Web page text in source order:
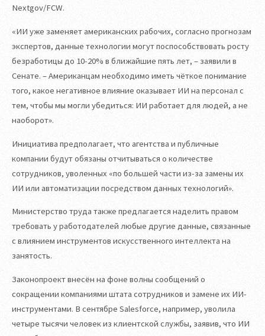
Nextgov/FCW.
«ИИ уже заменяет американских рабочих, согласно прогнозам
экспертов, данные технологии могут поспособствовать росту
безработицы до 10-20% в ближайшие пять лет, – заявили в
Сенате. – Американцам необходимо иметь чёткое понимание
того, какое негативное влияние оказывает ИИ на персонал с
тем, чтобы мы могли убедиться: ИИ работает для людей, а не
наоборот».
Инициатива предполагает, что агентства и публичные
компании будут обязаны отчитываться о количестве
сотрудников, уволенных «по большей части из-за замены их
ИИ или автоматизации посредством данных технологий».
Министерство труда также предлагается наделить правом
требовать у работодателей любые другие данные, связанные
с влиянием инструментов искусственного интеллекта на
занятость.
Законопроект внесён на фоне волны сообщений о
сокращении компаниями штата сотрудников и замене их ИИ-
инструментами. В сентябре Salesforce, например, уволила
четыре тысячи человек из клиентской службы, заявив, что ИИ